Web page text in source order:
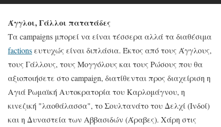
Άγγλοι, Γάλλοι πατατάδες
Τα campaigns μπορεί να είναι τέσσερα αλλά τα διαθέσιμα
factionsευτυχώς είναι διπλάσια. Έκτος από τους Άγγλους,
τους Γάλλους, τους Μογγόλους και τους Ρώσους που θα
αξιοποιήσετε στο campaign, διατίθενται προς διαχείριση η
Αγιά Ρωμαϊκή Αυτοκρατορία του Καρλομάγνου, η
κινεζική "λαοθάλασσα", το Σουλτανάτο του Δελχί (Ινδοί)
και η Δυναστεία των Αββασιδών (Άραβες). Χάρη στις